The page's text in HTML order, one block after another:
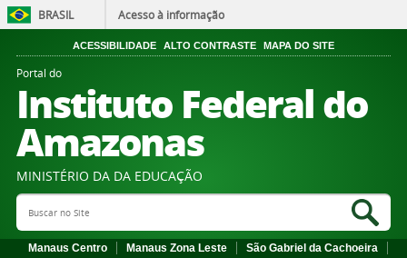
BRASIL Acesso à informação
ACESSIBILIDADE ALTO CONTRASTE MAPA DO SITE
Portal do
Instituto Federal do
Amazonas
MINISTÉRIO DA DA EDUCAÇÃO
Search Site
Manaus Centro Manaus Zona Leste
São Gabriel da Cachoeira